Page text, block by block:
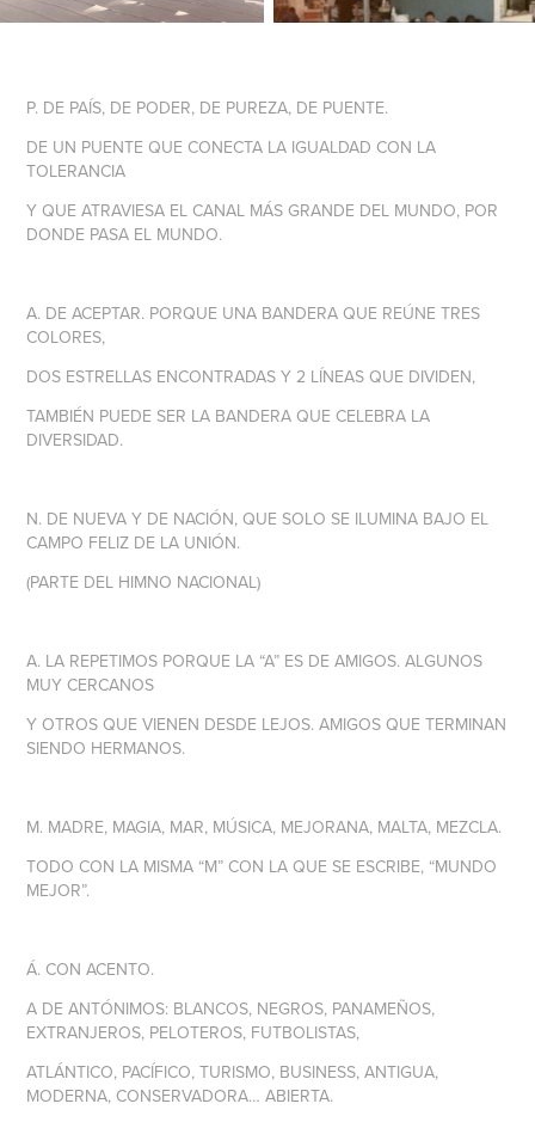
P. DE PAÍS, DE PODER, DE PUREZA, DE PUENTE.
DE UN PUENTE QUE CONECTA LA IGUALDAD CON LA
TOLERANCIA
Y QUE ATRAVIESA EL CANAL MÁS GRANDE DEL MUNDO, POR
DONDE PASA EL MUNDO.
A. DE ACEPTAR. PORQUE UNA BANDERA QUE REÚNE TRES
COLORES,
DOS ESTRELLAS ENCONTRADAS Y 2 LÍNEAS QUE DIVIDEN,
TAMBIÉN PUEDE SER LA BANDERA QUE CELEBRA LA
DIVERSIDAD.
N. DE NUEVA Y DE NACIÓN, QUE SOLO SE ILUMINA BAJO EL
CAMPO FELIZ DE LA UNIÓN.
(PARTE DEL HIMNO NACIONAL)
A. LA REPETIMOS PORQUE LA “A” ES DE AMIGOS. ALGUNOS
MUY CERCANOS
Y OTROS QUE VIENEN DESDE LEJOS. AMIGOS QUE TERMINAN
SIENDO HERMANOS.
M. MADRE, MAGIA, MAR, MÚSICA, MEJORANA, MALTA, MEZCLA.
TODO CON LA MISMA “M” CON LA QUE SE ESCRIBE, “MUNDO
MEJOR”.
Á. CON ACENTO.
A DE ANTÓNIMOS: BLANCOS, NEGROS, PANAMEÑOS,
EXTRANJEROS, PELOTEROS, FUTBOLISTAS,
ATLÁNTICO, PACÍFICO, TURISMO, BUSINESS, ANTIGUA,
MODERNA, CONSERVADORA… ABIERTA.